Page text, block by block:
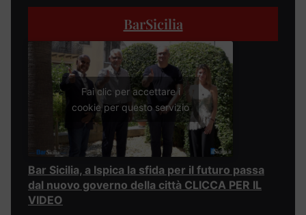
BarSicilia
Fai clic per accettare i
cookie per questo servizio
Bar Sicilia, a Ispica la sfida per il futuro passa
dal nuovo governo della città CLICCA PER IL
VIDEO